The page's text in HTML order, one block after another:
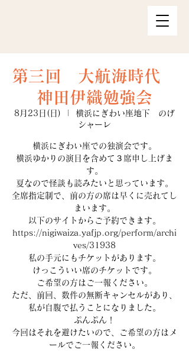
第三回 大航海時代
神田伊織勉強会
8月23日(日)
横浜にぎわい座地下 のげ
シャーレ
横浜にぎわい座での独演会です。
横浜ゆかりの演目を含めて３席申し上げま
す。
夏なので怪談も読みたいと思っています。
全席指定制で、前の方の席は早くに売れてし
まいます。
以下のサイトからご予約できます。
https://nigiwaiza.yafjp.org/perform/archi
ves/31938
私の手元にもチケットがあります。
けっこういい席のチケットです。
ご希望の方はご一報ください。
ただ、前回、数件の無断キャンセルがあり、
私が自腹で払うことになりました。
ぷんぷん！
今回はそれを避けたいので、ご希望の方はメ
ールでご一報ください。